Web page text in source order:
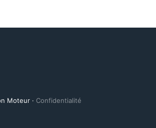
Moteur · Confidentialité